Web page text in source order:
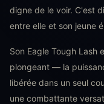
digne de le voir. C'est
entre elle et son jeune
Son Eagle Tough Lash
plongeant — la
libérée dans un seul
une combattante